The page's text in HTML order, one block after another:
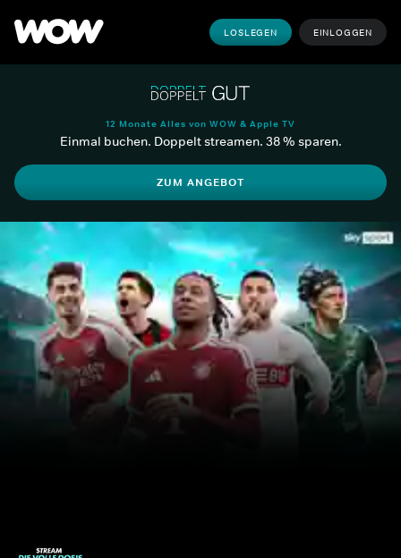
LOSLEGEN EINLOGGEN
12 Monate Alles von WOW & Apple TV
Einmal buchen. Doppelt streamen. 38 % sparen.
ZUM ANGEBOT